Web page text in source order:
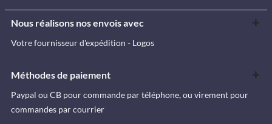
Nous réalisons nos envois avec
Votre fournisseur d'expédition - Logos
Méthodes de paiement
Paypal ou CB pour commande par téléphone, ou virement pour
commandes par courrier